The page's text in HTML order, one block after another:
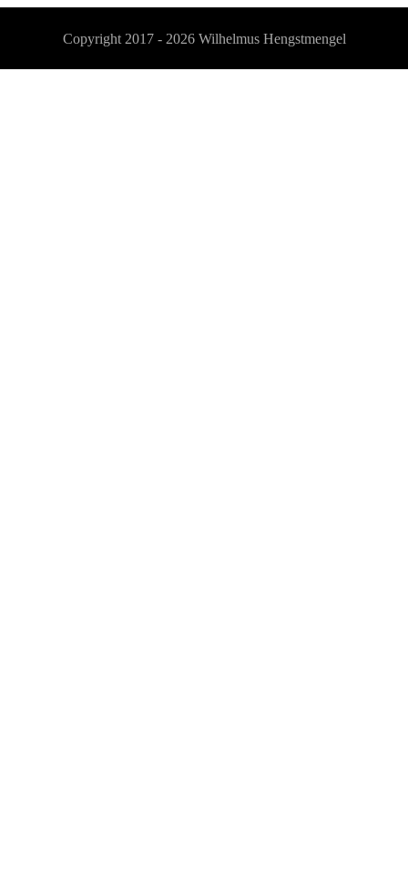
Copyright 2017 - 2026 Wilhelmus Hengstmengel